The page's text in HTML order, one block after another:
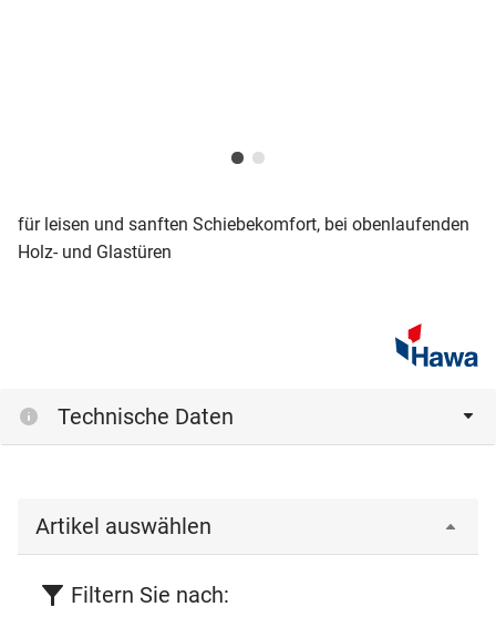
für leisen und sanften Schiebekomfort, bei obenlaufenden
Holz- und Glastüren
Technische Daten
Artikel auswählen
Filtern Sie nach: